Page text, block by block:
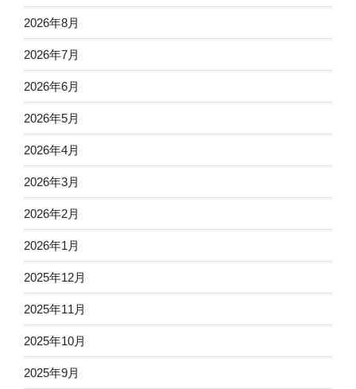
2026年8月
2026年7月
2026年6月
2026年5月
2026年4月
2026年3月
2026年2月
2026年1月
2025年12月
2025年11月
2025年10月
2025年9月